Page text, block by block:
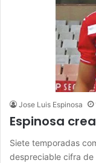
Jose Luis Espinosa
Espinosa
Siete temporadas
despreciable cifra